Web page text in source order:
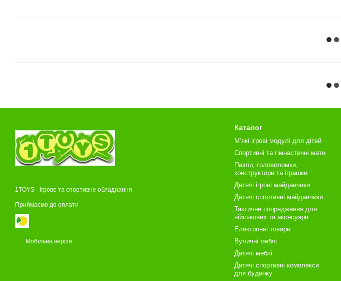
1TOYS - ігрове та спортивне обладнання
Приймаємо до оплати
Мобільна версія
Каталог
М‘які ігрові модулі для дітей
Спортивні та гімнастичні мати
Пазли, головоломки,
конструктори та іграшки
Дитячі ігрові майданчики
Дитячі спортивні майданчики
Тактичне спорядження для
військових та аксесуари
Електронні товари
Вуличні меблі
Дитячі меблі
Дитячі спортивні комплекси
для будинку